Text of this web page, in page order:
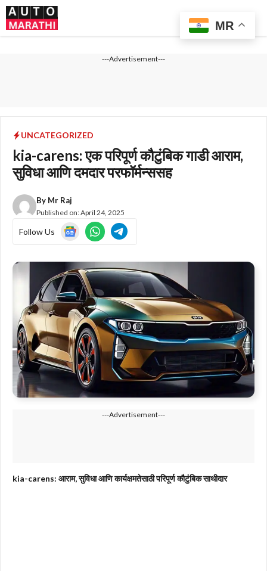
Skip
to
content
---Advertisement---
UNCATEGORIZED
kia-carens: एक परिपूर्ण कौटुंबिक गाडी आराम,
सुविधा आणि दमदार परफॉर्मन्ससह
By Mr Raj
Published on:April 24, 2025
Follow Us
---Advertisement---
kia-carens: आराम, सुविधा आणि कार्यक्षमतेसाठी परिपूर्ण कौटुंबिक साथीदार
MR